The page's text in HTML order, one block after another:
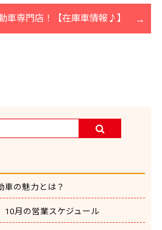
車専門店！【在庫車情報♪】
車の魅力とは？
10月の営業スケジュール